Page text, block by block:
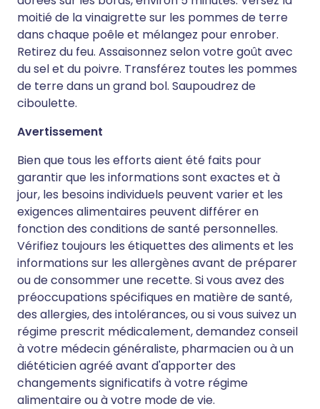
moitié de la vinaigrette sur les pommes de terre
dans chaque poêle et mélangez pour enrober.
Retirez du feu. Assaisonnez selon votre goût avec
du sel et du poivre. Transférez toutes les pommes
de terre dans un grand bol. Saupoudrez de
ciboulette.
Avertissement
Bien que tous les efforts aient été faits pour
garantir que les informations sont exactes et à
jour, les besoins individuels peuvent varier et les
exigences alimentaires peuvent différer en
fonction des conditions de santé personnelles.
Vérifiez toujours les étiquettes des aliments et les
informations sur les allergènes avant de préparer
ou de consommer une recette. Si vous avez des
préoccupations spécifiques en matière de santé,
des allergies, des intolérances, ou si vous suivez un
régime prescrit médicalement, demandez conseil
à votre médecin généraliste, pharmacien ou à un
diététicien agréé avant d'apporter des
changements significatifs à votre régime
alimentaire ou à votre mode de vie.